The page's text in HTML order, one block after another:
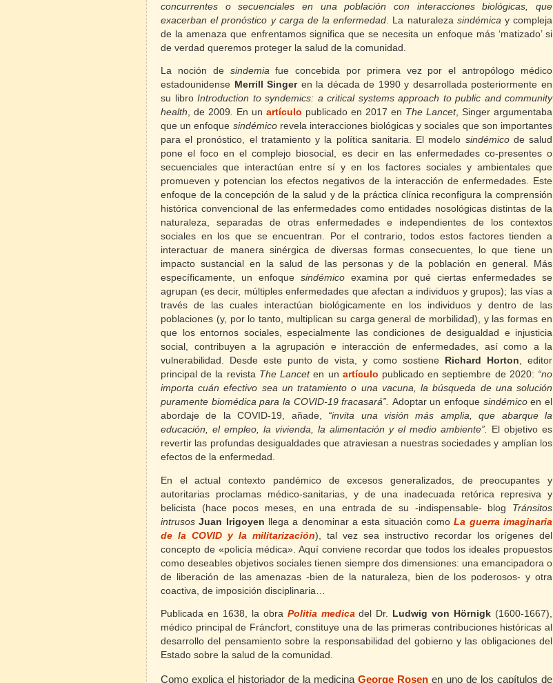
concurrentes o secuenciales en una población con interacciones biológicas, que
exacerban el pronóstico y carga de la enfermedad . La naturaleza sindémica y compleja
de la amenaza que enfrentamos significa que se necesita un enfoque más ‘matizado’ si
de verdad queremos proteger la salud de la comunidad.
La noción de sindemiafue concebida por primera vez por el antropólogo médico
estadounidense Merrill Singeren la década de 1990 y desarrollada posteriormente en
su libro Introduction to syndemics: a critical systems approach to public and community
health, de 2009. En un artículo publicado en 2017 en The Lancet, Singer argumentaba
que un enfoque sindémicorevela interacciones biológicas y sociales que son importantes
para el pronóstico, el tratamiento y la política sanitaria. El modelo sindémicode salud
pone el foco en el complejo biosocial, es decir en las enfermedades co-presentes o
secuenciales que interactúan entre sí y en los factores sociales y ambientales que
promueven y potencian los efectos negativos de la interacción de enfermedades. Este
enfoque de la concepción de la salud y de la práctica clínica reconfigura la comprensión
histórica convencional de las enfermedades como entidades nosológicas distintas de la
naturaleza, separadas de otras enfermedades e independientes de los contextos
sociales en los que se encuentran. Por el contrario, todos estos factores tienden a
interactuar de manera sinérgica de diversas formas consecuentes, lo que tiene un
impacto sustancial en la salud de las personas y de la población en general. Más
específicamente, un enfoque sindémicoexamina por qué ciertas enfermedades se
agrupan (es decir, múltiples enfermedades que afectan a individuos y grupos); las vías a
través de las cuales interactúan biológicamente en los individuos y dentro de las
poblaciones (y, por lo tanto, multiplican su carga general de morbilidad), y las formas en
que los entornos sociales, especialmente las condiciones de desigualdad e injusticia
social, contribuyen a la agrupación e interacción de enfermedades, así como a la
vulnerabilidad. Desde este punto de vista, y como sostiene
Richard Horton, editor
principal de la revista The Lanceten un artículo publicado en septiembre de 2020: “no
importa cuán efectivo sea un tratamiento o una vacuna, la búsqueda de una solución
puramente biomédica para la COVID-19 fracasará”. Adoptar un enfoque sindémico en el
abordaje de la COVID-19, añade, “invita una visión más amplia, que abarque la
educación, el empleo, la vivienda, la alimentación y el medio ambiente”.
El objetivo es
revertir las profundas desigualdades que atraviesan a nuestras sociedades y amplían los
efectos de la enfermedad.
En el actual contexto pandémico de excesos generalizados, de preocupantes y
autoritarias proclamas médico-sanitarias, y de una inadecuada retórica represiva y
belicista (hace pocos meses, en una entrada de su -indispensable- blog Tránsitos
intrusos Juan Irigoyen llega a denominar a esta situación comoLa guerra imaginaria
de la COVID y la militarización), tal vez sea instructivo recordar los orígenes del
concepto de «policía médica». Aquí conviene recordar que todos los ideales propuestos
como deseables objetivos sociales tienen siempre dos dimensiones: una emancipadora o
de liberación de las amenazas -bien de la naturaleza, bien de los poderosos- y otra
coactiva, de imposición disciplinaria…
Publicada en 1638, la obra Politia medica del Dr. Ludwig von Hörnigk (1600-1667),
médico principal de Fráncfort, constituye una de las primeras contribuciones históricas al
desarrollo del pensamiento sobre la responsabilidad del gobierno y las obligaciones del
Estado sobre la salud de la comunidad.
Como explica el historiador de la medicina George Rosen en uno de los capítulos de